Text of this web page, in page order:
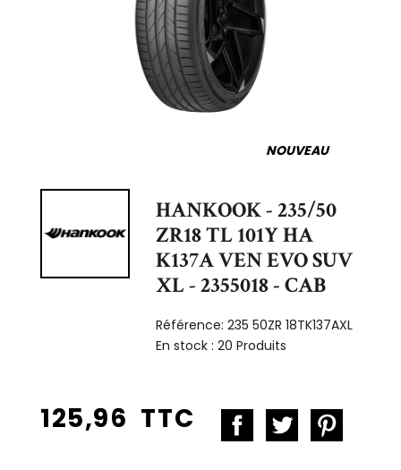
NOUVEAU
HANKOOK - 235/50
ZR18 TL 101Y HA
K137A VEN EVO SUV
XL - 2355018 - CAB
Référence:235 50ZR 18TK137AXL
En stock :20 Produits
125,96 TTC